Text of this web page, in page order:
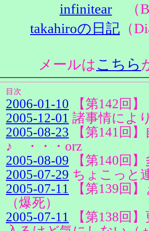
infinitear（
takahiroの日記 （
メールはこちら
目次
2006-01-10 【第142回
2005-12-01 諸事情によ
2005-08-23 【第141回
♪ ・・・orz
2005-08-09 【第140回
2005-07-29 ちょこっと
2005-07-11
【第139回
（爆死）
2005-07-11
【第138回